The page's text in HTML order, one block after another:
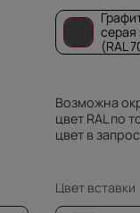
серая
(RAL
Возможна
цвет RAL по
цвет в
Цвет вставки